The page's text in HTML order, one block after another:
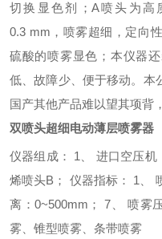
切换显色剂；A喷头为
0.3 mm，喷雾超细，定向
硫酸的喷雾显色；本仪器
低、故障少、便于移动。本
国产其他产品难以望其项背
双喷头超细电动薄层喷雾器
仪器组成： 1、 进口空压机
烯喷头B； 仪器指标： 1、
离：0~500mm；7、 喷雾
雾、锥型喷雾、条带喷雾